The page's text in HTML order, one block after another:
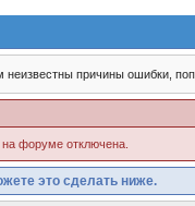
причины ошибки,
форуме отключена.
это сделать ниже.